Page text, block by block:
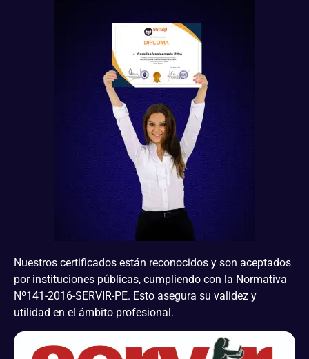
Nuestros certificados están reconocidos y son aceptados
por instituciones públicas, cumpliendo con la Normativa
Nº141-2016-SERVIR-PE. Esto asegura su validez y
utilidad en el ámbito profesional.